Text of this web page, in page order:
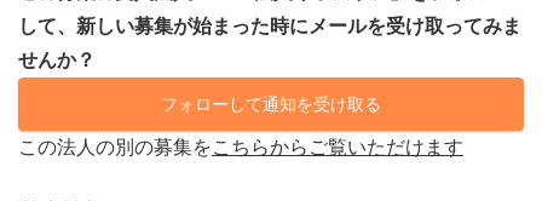
して、新しい募集が始まった時にメールを受け取ってみま
せんか？
フォローして通知を受け取る
この法人の別の募集をこちらからご覧いただけます